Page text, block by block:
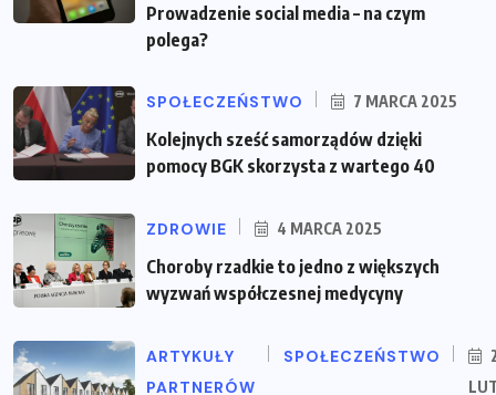
Prowadzenie social media – na czym
polega?
SPOŁECZEŃSTWO 7 MARCA 2025
Kolejnych sześć samorządów dzięki
pomocy BGK skorzysta z wartego 40
ZDROWIE 4 MARCA 2025
Choroby rzadkie to jedno z większych
wyzwań współczesnej medycyny
ARTYKUŁY
PARTNERÓW
SPOŁECZEŃSTWO